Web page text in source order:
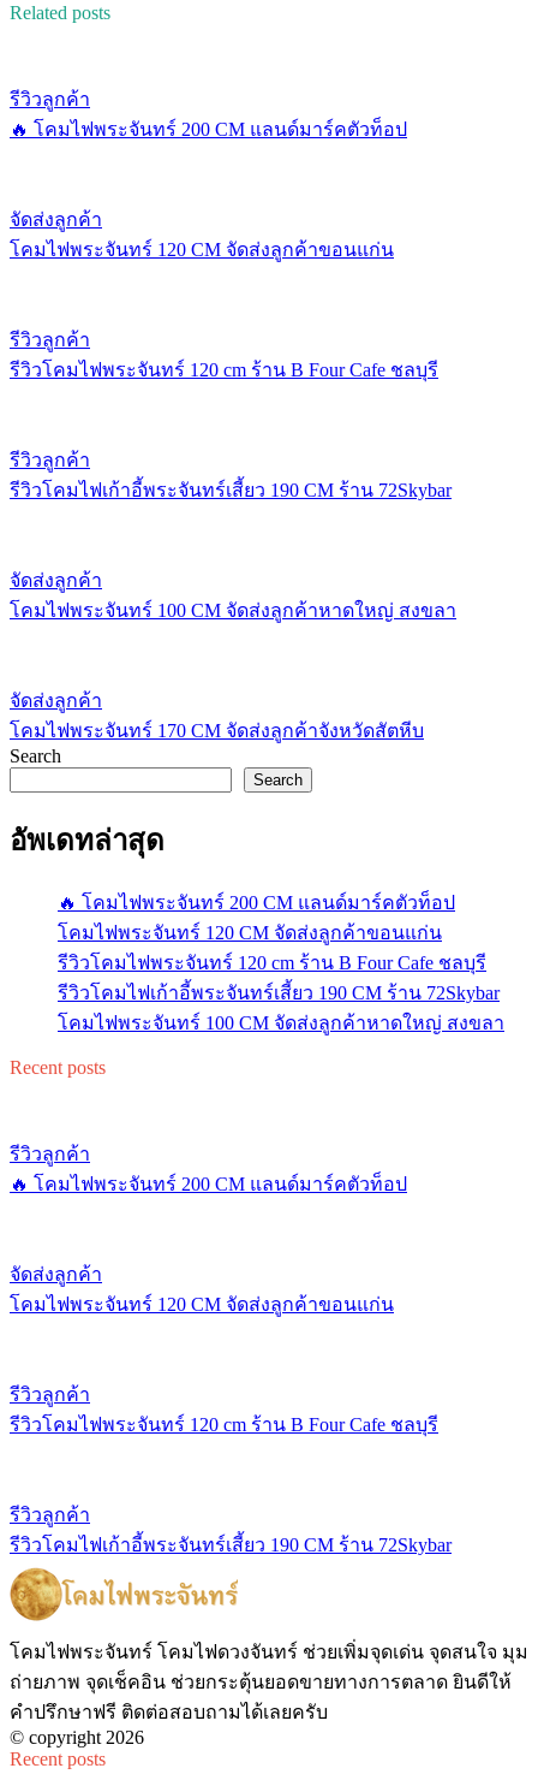
Related posts
รีวิวลูกค้า
🔥 โคมไฟพระจันทร์ 200 CM แลนด์มาร์คตัวท็อป
จัดส่งลูกค้า
โคมไฟพระจันทร์ 120 CM จัดส่งลูกค้าขอนแก่น
รีวิวลูกค้า
รีวิวโคมไฟพระจันทร์ 120 cm ร้าน B Four Cafe ชลบุรี
รีวิวลูกค้า
รีวิวโคมไฟเก้าอี้พระจันทร์เสี้ยว 190 CM ร้าน 72Skybar
จัดส่งลูกค้า
โคมไฟพระจันทร์ 100 CM จัดส่งลูกค้าหาดใหญ่ สงขลา
จัดส่งลูกค้า
โคมไฟพระจันทร์ 170 CM จัดส่งลูกค้าจังหวัดสัตหีบ
Search
Search
อัพเดทล่าสุด
🔥 โคมไฟพระจันทร์ 200 CM แลนด์มาร์คตัวท็อป
โคมไฟพระจันทร์ 120 CM จัดส่งลูกค้าขอนแก่น
รีวิวโคมไฟพระจันทร์ 120 cm ร้าน B Four Cafe ชลบุรี
รีวิวโคมไฟเก้าอี้พระจันทร์เสี้ยว 190 CM ร้าน 72Skybar
โคมไฟพระจันทร์ 100 CM จัดส่งลูกค้าหาดใหญ่ สงขลา
Recent posts
รีวิวลูกค้า
🔥 โคมไฟพระจันทร์ 200 CM แลนด์มาร์คตัวท็อป
จัดส่งลูกค้า
โคมไฟพระจันทร์ 120 CM จัดส่งลูกค้าขอนแก่น
รีวิวลูกค้า
รีวิวโคมไฟพระจันทร์ 120 cm ร้าน B Four Cafe ชลบุรี
รีวิวลูกค้า
รีวิวโคมไฟเก้าอี้พระจันทร์เสี้ยว 190 CM ร้าน 72Skybar
โคมไฟพระจันทร์ โคมไฟดวงจันทร์ ช่วยเพิ่มจุดเด่น จุดสนใจ มุม
ถ่ายภาพ จุดเช็คอิน ช่วยกระตุ้นยอดขายทางการตลาด ยินดีให้
คำปรึกษาฟรี ติดต่อสอบถามได้เลยครับ
© copyright 2026
Recent posts